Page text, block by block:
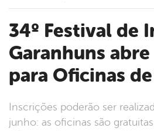
34º Festival de Inverno de
Garanhuns
para Oficinas
junho: as oficinas são